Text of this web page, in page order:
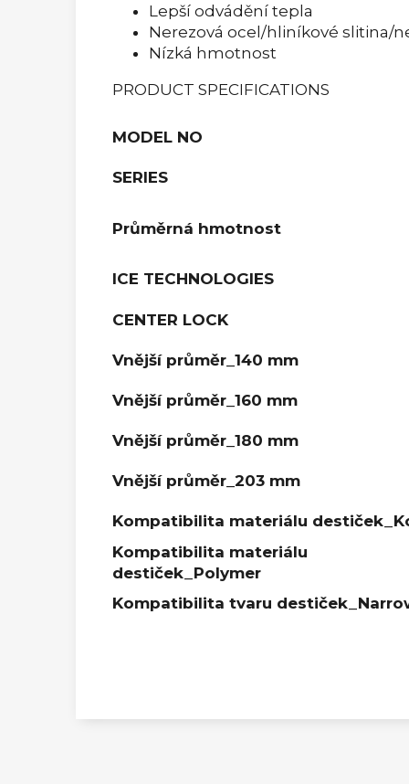
Lepší odvádění tepla
Nerezová ocel/hliníkové slitina/
Nízká hmotnost
PRODUCT SPECIFICATIONS
MODEL NO
SERIES
Průměrná hmotnost
ICE TECHNOLOGIES
CENTER LOCK
Vnější průměr_140 mm
Vnější průměr_160 mm
Vnější průměr_180 mm
Vnější průměr_203 mm
Kompatibilita materiálu
Kompatibilita materiálu
destiček_Polymer
Kompatibilita tvaru